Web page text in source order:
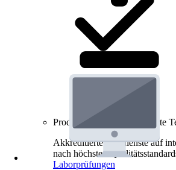
Produkt-Prüfungen für smarte
Akkreditierte Prüfdienste auf
nach höchsten
Laborprüfungen